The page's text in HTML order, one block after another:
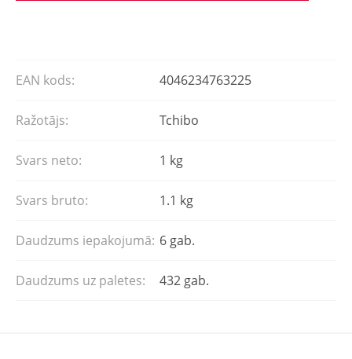
EAN kods: 4046234763225
Ražotājs: Tchibo
Svars neto: 1 kg
Svars bruto: 1.1 kg
Daudzums iepakojumā: 6 gab.
Daudzums uz paletes: 432 gab.